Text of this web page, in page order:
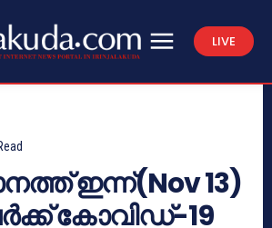
LIVE
ഇന്ന്(Nov 13)
കോവിഡ്-19